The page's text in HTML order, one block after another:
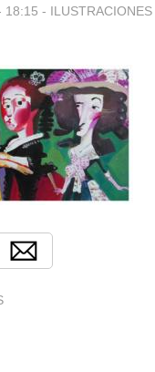
18:15 - ILUSTRACIONES